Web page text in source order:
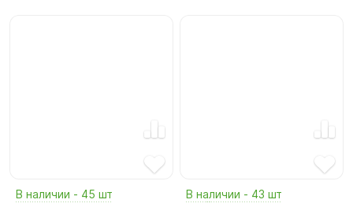
В наличии - 45 шт В наличии - 43 шт